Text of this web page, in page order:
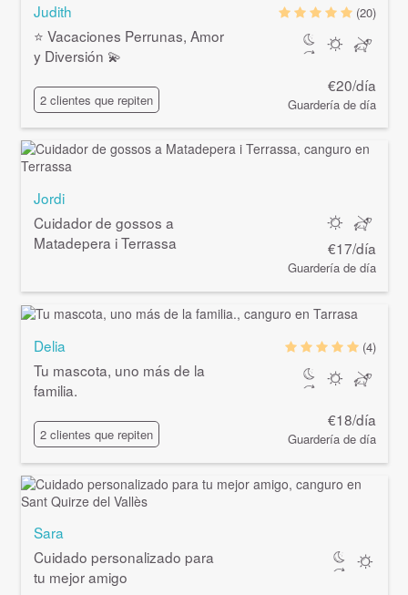
Judith
⭐️ Vacaciones Perrunas, Amor
y Diversión 💫
2 clientes que repiten
(20)
€20/día
Guardería de día
Jordi
Cuidador de gossos a
Matadepera i Terrassa
€17/día
Guardería de día
Delia
Tu mascota, uno más de la
familia.
2 clientes que repiten
(4)
€18/día
Guardería de día
Sara
Cuidado personalizado para
tu mejor amigo